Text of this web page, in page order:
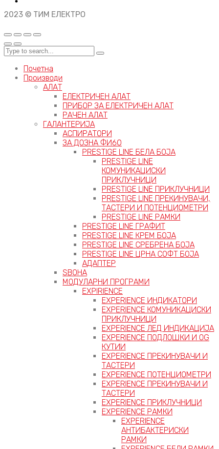
2023 © ТИМ ЕЛЕКТРО
Почетна
Производи
АЛАТ
ЕЛЕКТРИЧЕН АЛАТ
ПРИБОР ЗА ЕЛЕКТРИЧЕН АЛАТ
РАЧЕН АЛАТ
ГАЛАНТЕРИЈА
АСПИРАТОРИ
ЗА ДОЗНА ФИ60
PRESTIGE LINE БЕЛА БОЈА
PRESTIGE LINE
КОМУНИКАЦИСКИ
ПРИКЛУЧНИЦИ
PRESTIGE LINE ПРИКЛУЧНИЦИ
PRESTIGE LINE ПРЕКИНУВАЧИ,
ТАСТЕРИ И ПОТЕНЦИОМЕТРИ
PRESTIGE LINE РАМКИ
PRESTIGE LINE ГРАФИТ
PRESTIGE LINE КРЕМ БОЈА
PRESTIGE LINE СРЕБРЕНА БОЈА
PRESTIGE LINE ЦРНА СОФТ БОЈА
АДАПТЕР
ЅВОНА
МОДУЛАРНИ ПРОГРАМИ
EXPIRIENCE
EXPERIENCE ИНДИКАТОРИ
EXPERIENCE КОМУНИКАЦИСКИ
ПРИКЛУЧНИЦИ
EXPERIENCE ЛЕД ИНДИКАЦИЈА
EXPERIENCE ПОДЛОШКИ И OG
КУТИИ
EXPERIENCE ПРЕКИНУВАЧИ И
ТАСТЕРИ
EXPERIENCE ПОТЕНЦИОМЕТРИ
EXPERIENCE ПРЕКИНУВАЧИ И
ТАСТЕРИ
EXPERIENCE ПРИКЛУЧНИЦИ
EXPERIENCE РАМКИ
EXPERIENCE
АНТИБАКТЕРИСКИ
РАМКИ